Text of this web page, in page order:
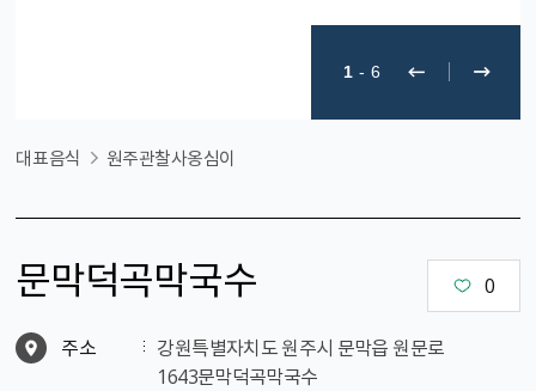
1 - 6
대표음식 원주관찰사옹심이
문막덕곡막국수 0
주소
강원특별자치도 원주시 문막읍 원문로
1643문막덕곡막국수